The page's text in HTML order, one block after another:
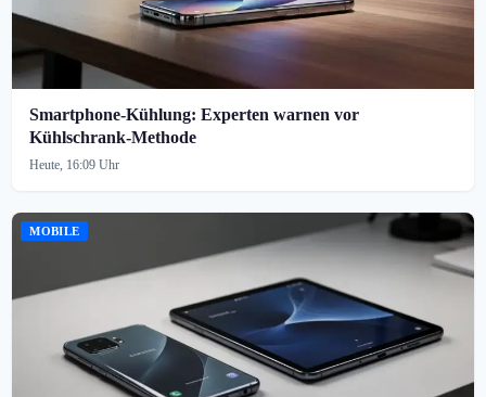
Smartphone-Kühlung: Experten warnen vor
Kühlschrank-Methode
Heute, 16:09 Uhr
MOBILE